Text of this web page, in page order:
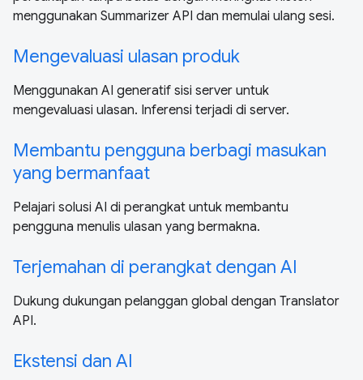
menggunakan Summarizer API dan memulai ulang sesi.
Mengevaluasi ulasan produk
Menggunakan AI generatif sisi server untuk
mengevaluasi ulasan. Inferensi terjadi di server.
Membantu pengguna berbagi masukan
yang bermanfaat
Pelajari solusi AI di perangkat untuk membantu
pengguna menulis ulasan yang bermakna.
Terjemahan di perangkat dengan AI
Dukung dukungan pelanggan global dengan Translator
API.
Ekstensi dan AI